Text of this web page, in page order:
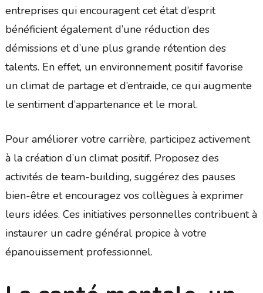
entreprises qui encouragent cet état d’esprit
bénéficient également d’une réduction des
démissions et d’une plus grande rétention des
talents. En effet, un environnement positif favorise
un climat de partage et d’entraide, ce qui augmente
le sentiment d’appartenance et le moral.
Pour améliorer votre carrière, participez activement
à la création d’un climat positif. Proposez des
activités de team-building, suggérez des pauses
bien-être et encouragez vos collègues à exprimer
leurs idées. Ces initiatives personnelles contribuent à
instaurer un cadre général propice à votre
épanouissement professionnel.